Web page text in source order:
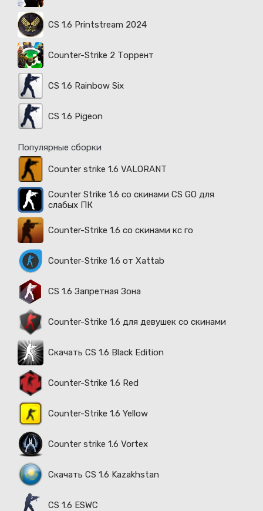
CS 1.6 Printstream 2024
Counter-Strike 2 Торрент
CS 1.6 Rainbow Six
CS 1.6 Pigeon
Популярные сборки
Counter strike 1.6 VALORANT
Counter Strike 1.6 со скинами CS GO для
слабых ПК
Counter-Strike 1.6 со скинами кс го
Counter-Strike 1.6 от Xattab
CS 1.6 Запретная Зона
Counter-Strike 1.6 для девушек со скинами
Скачать CS 1.6 Black Edition
Counter-Strike 1.6 Red
Counter-Strike 1.6 Yellow
Counter strike 1.6 Vortex
Скачать CS 1.6 Kazakhstan
CS 1.6 ESWC